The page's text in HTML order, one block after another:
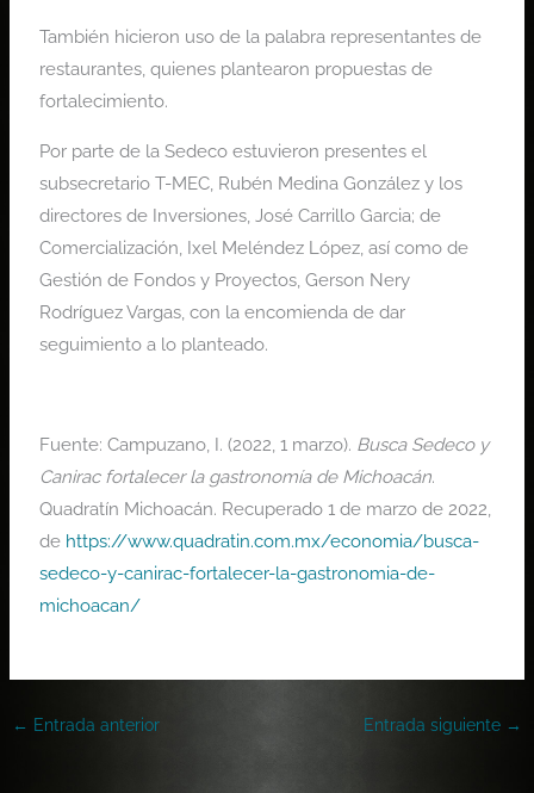
También hicieron uso de la palabra representantes de
restaurantes, quienes plantearon propuestas de
fortalecimiento.
Por parte de la Sedeco estuvieron presentes el
subsecretario T-MEC, Rubén Medina González y los
directores de Inversiones, José Carrillo Garcia; de
Comercialización, Ixel Meléndez López, así como de
Gestión de Fondos y Proyectos, Gerson Nery
Rodríguez Vargas, con la encomienda de dar
seguimiento a lo planteado.
Fuente:Campuzano, I. (2022, 1 marzo). Busca Sedeco y
Canirac fortalecer la gastronomía de Michoacán.
Quadratín Michoacán. Recuperado 1 de marzo de 2022,
de https://www.quadratin.com.mx/economia/busca-
sedeco-y-canirac-fortalecer-la-gastronomia-de-
michoacan/
← Entrada anterior Entrada siguiente →